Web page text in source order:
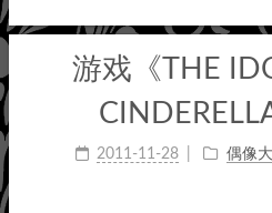
游戏《THE
2011-11-28 偶像